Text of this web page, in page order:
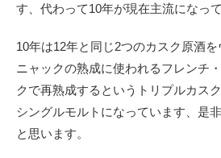
す、代わって10年が現在主流になっ
10年は12年と同じ2つのカスク原酒
ニャックの熟成に使われるフレンチ
クで再熟成するというトリプルカス
シングルモルトになっています、是
と思います。